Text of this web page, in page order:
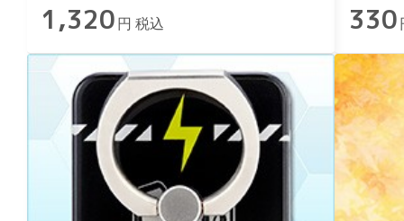
1,320 円 税込 330